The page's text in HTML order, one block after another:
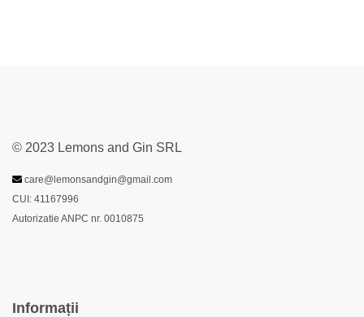
© 2023 Lemons and Gin SRL
care@lemonsandgin@gmail.com
CUI: 41167996
Autorizatie ANPC nr. 0010875
Informații